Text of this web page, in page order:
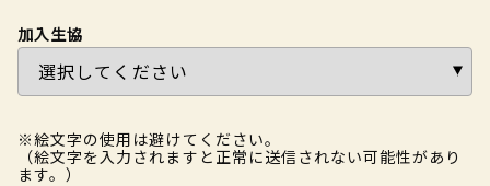
加入生協
※絵文字の使用は避けてください。
（絵文字を入力されますと正常に送信されない可能性があり
ます。）